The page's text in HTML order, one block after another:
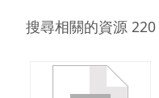
搜尋相關的資源 220